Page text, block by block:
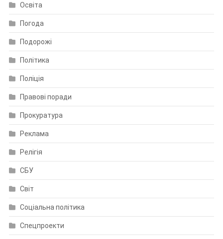
Освіта
Погода
Подорожі
Політика
Поліція
Правові поради
Прокуратура
Реклама
Релігія
СБУ
Світ
Соціальна політика
Спецпроекти